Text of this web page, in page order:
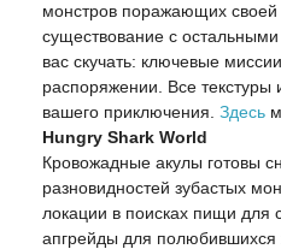
монстров поражающих своей
существование с
вас скучать: ключевые
распоряжении. Все
вашего приключения. Здесь
Hungry Shark World
Кровожадные акулы готовы
разновидностей зубастых
локации в поисках пищи для
апгрейды для полюбившихся